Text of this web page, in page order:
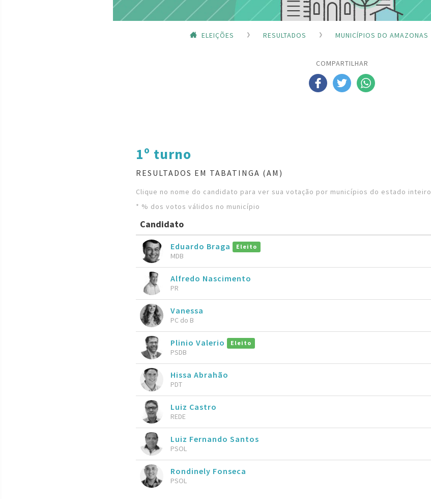
ELEIÇÕES RESULTADOS MUNICÍPIOS DO AMAZONAS
COMPARTILHAR
1º turno
RESULTADOS EM TABATINGA (AM)
Clique no nome do candidato para ver sua votação por municípios do estado inteiro
* % dos votos válidos no município
Candidato
Eduardo Braga Eleito
MDB
Alfredo Nascimento
PR
Vanessa
PC do B
Plinio Valerio Eleito
PSDB
Hissa Abrahão
PDT
Luiz Castro
REDE
Luiz Fernando Santos
PSOL
Rondinely Fonseca
PSOL